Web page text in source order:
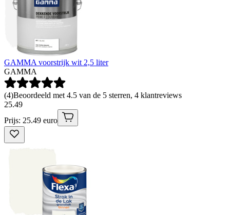
GAMMA voorstrijk wit 2,5 liter
GAMMA
(4)Beoordeeld met 4.5 van de 5 sterren, 4 klantreviews
25.49
Prijs: 25.49 euro